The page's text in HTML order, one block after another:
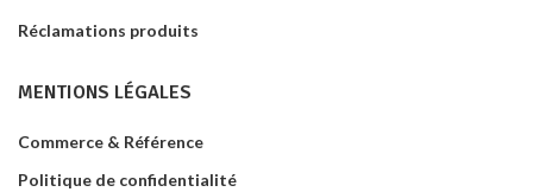
Réclamations produits
MENTIONS LÉGALES
Commerce & Référence
Politique de confidentialité